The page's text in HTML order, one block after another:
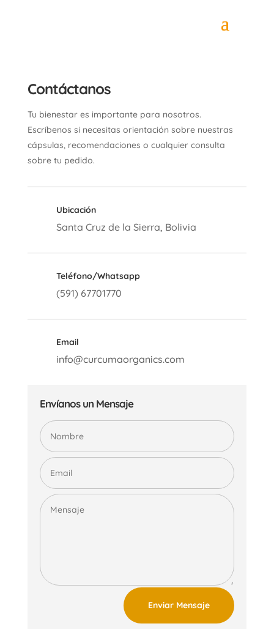
Contáctanos
Tu bienestar es importante para nosotros.
Escríbenos si necesitas orientación sobre nuestras
cápsulas, recomendaciones o cualquier consulta
sobre tu pedido.
Ubicación
Santa Cruz de la Sierra, Bolivia
Teléfono/Whatsapp
(591) 67701770
Email
info@curcumaorganics.com
Envíanos un Mensaje
Enviar Mensaje